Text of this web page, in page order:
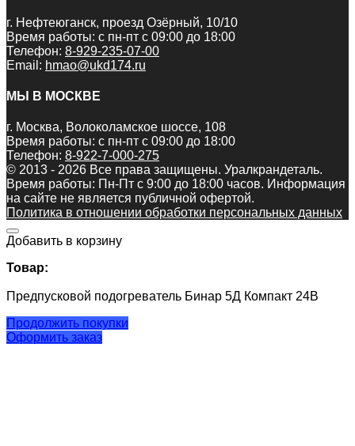
г. Нефтеюганск, проезд Озёрный, 10/10
Время работы: с пн-пт с 09:00 до 18:00
Телефон: 8-929-235-07-00
Email: hmao@ukd174.ru
МЫ В МОСКВЕ
г. Москва, Волоколамское шоссе, 108
Время работы: с пн-пт с 09:00 до 18:00
Телефон: 8-922-7-000-275
© 2013 - 2026 Все права защищены. Уралкрандеталь.
Время работы: Пн-Пт c 9:00 до 18:00 часов. Информация
на сайте не является публичной офертой.
Политика в отношении обработки персональных данных
Добавить в корзину
Товар:
Предпусковой подогреватель Бинар 5Д Компакт 24В
Продолжить покупки
Оформить заказ